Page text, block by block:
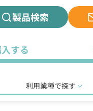
製品検索
する
利用業種で探す